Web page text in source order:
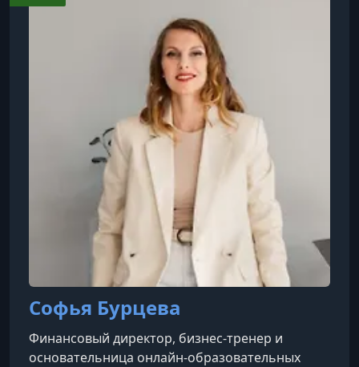
Софья Бурцева
Финансовый директор, бизнес-тренер и
основательница онлайн-образовательных